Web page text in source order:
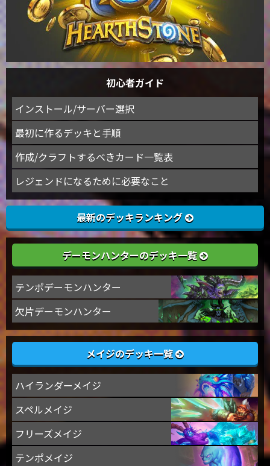
初心者ガイド
インストール/サーバー選択
最初に作るデッキと手順
作成/クラフトするべきカード一覧表
レジェンドになるために必要なこと
最新のデッキランキング
デーモンハンターのデッキ一覧
テンポデーモンハンター
欠片デーモンハンター
メイジのデッキ一覧
ハイランダーメイジ
スペルメイジ
フリーズメイジ
テンポメイジ